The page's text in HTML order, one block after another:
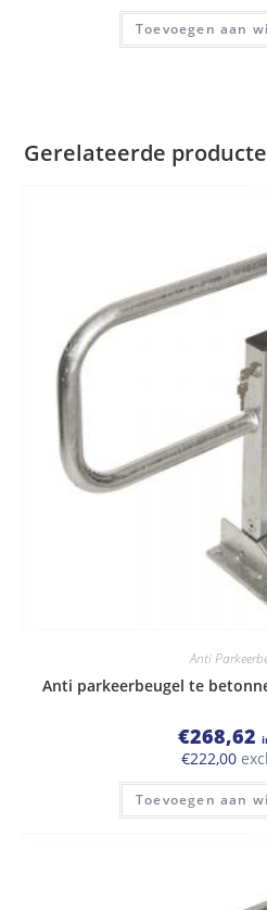
Toevoegen aan
Gerelateerde
Anti
Anti parkeerbeugel te
€268,62
€222,00
Toevoegen aan